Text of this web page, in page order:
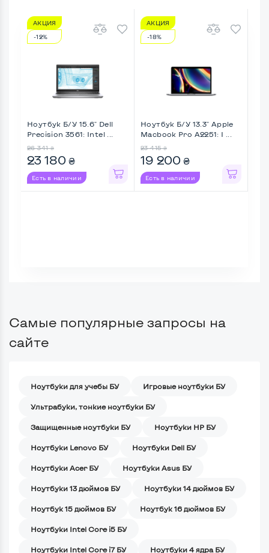
АКЦИЯ
-12%
Ноутбук Б/У 15.6" Dell
Precision 3561: Intel ...
26 341 ₴
23 180 ₴
Есть в наличии
АКЦИЯ
-18%
Ноутбук Б/У 13.3" Apple
Macbook Pro A2251: I ...
23 415 ₴
19 200 ₴
Есть в наличии
Самые популярные запросы на
сайте
Ноутбуки для учебы БУ Игровые ноутбуки БУ
Ультрабуки, тонкие ноутбуки БУ
Защищенные ноутбуки БУ Ноутбуки HP БУ
Ноутбуки Lenovo БУ Ноутбуки Dell БУ
Ноутбуки Acer БУ Ноутбуки Asus БУ
Ноутбуки 13 дюймов БУ Ноутбуки 14 дюймов БУ
Ноутбук 15 дюймов БУ Ноутбук 16 дюймов БУ
Ноутбуки Intel Core i5 БУ
Ноутбуки Intel Core i7 БУ Ноутбуки 4 ядра БУ